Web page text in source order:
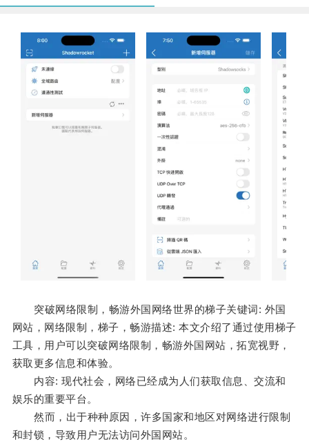
突破网络限制，畅游外国网络世界的梯子关键词: 外国
网站，网络限制，梯子，畅游描述: 本文介绍了通过使用梯子
工具，用户可以突破网络限制，畅游外国网站，拓宽视野，
获取更多信息和体验。
内容: 现代社会，网络已经成为人们获取信息、交流和
娱乐的重要平台。
然而，出于种种原因，许多国家和地区对网络进行限制
和封锁，导致用户无法访问外国网站。